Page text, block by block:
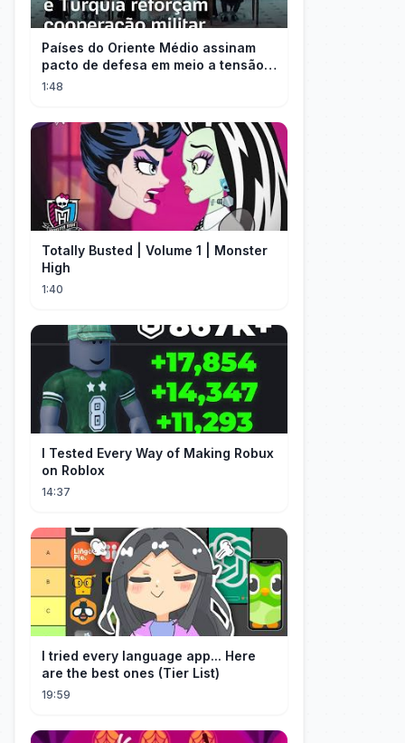
Países do Oriente Médio assinam
pacto de defesa em meio a tensão
com Irã
1:48
Totally Busted | Volume 1 | Monster
High
1:40
I Tested Every Way of Making Robux
on Roblox
14:37
I tried every language app... Here
are the best ones (Tier List)
19:59